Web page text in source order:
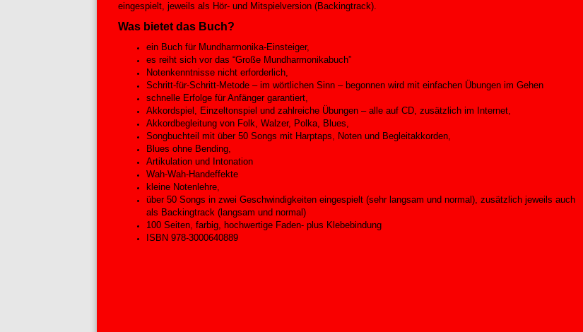
eingespielt, jeweils als Hör- und Mitspielversion (Backingtrack).
Was bietet das Buch?
ein Buch für Mundharmonika-Einsteiger,
es reiht sich vor das “Große Mundharmonikabuch”
Notenkenntnisse nicht erforderlich,
Schritt-für-Schritt-Metode – im wörtlichen Sinn – begonnen wird mit einfachen Übungen im Gehen
schnelle Erfolge für Anfänger garantiert,
Akkordspiel, Einzeltonspiel und zahlreiche Übungen – alle auf CD, zusätzlich im Internet,
Akkordbegleitung von Folk, Walzer, Polka, Blues,
Songbuchteil mit über 50 Songs mit Harptaps, Noten und Begleitakkorden,
Blues ohne Bending,
Artikulation und Intonation
Wah-Wah-Handeffekte
kleine Notenlehre,
über 50 Songs in zwei Geschwindigkeiten eingespielt (sehr langsam und normal), zusätzlich jeweils auch
als Backingtrack (langsam und normal)
100 Seiten, farbig, hochwertige Faden- plus Klebebindung
ISBN 978-3000640889